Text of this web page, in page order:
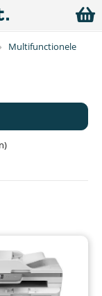
Multifunctionele